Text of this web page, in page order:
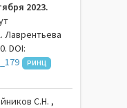
2023.
Лаврентьева
DOI:
РИНЦ
С.Н. ,